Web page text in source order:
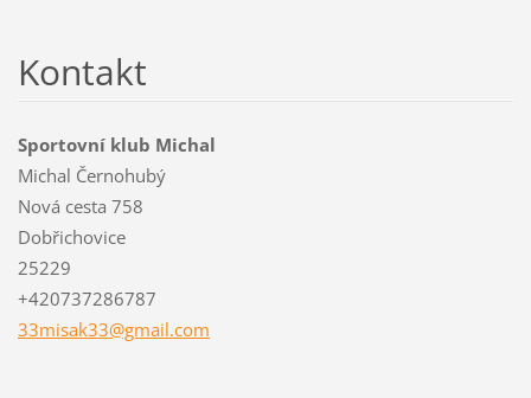
Kontakt
Sportovní klub Michal
Michal Černohubý
Nová cesta 758
Dobřichovice
25229
+420737286787
33misak33@gmail.com